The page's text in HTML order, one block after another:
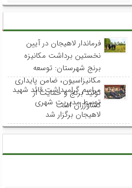
فرماندار لاهیجان در آیین
نخستین برداشت مکانیزه
برنج شهرستان: توسعه
مکانیزاسیون، ضامن پایداری
تولید برنج و حمایت از
کشاورزان است
مراسم گرامیداشت قائد شهید
توسط مدیریت شهری
لاهیجان برگزار شد